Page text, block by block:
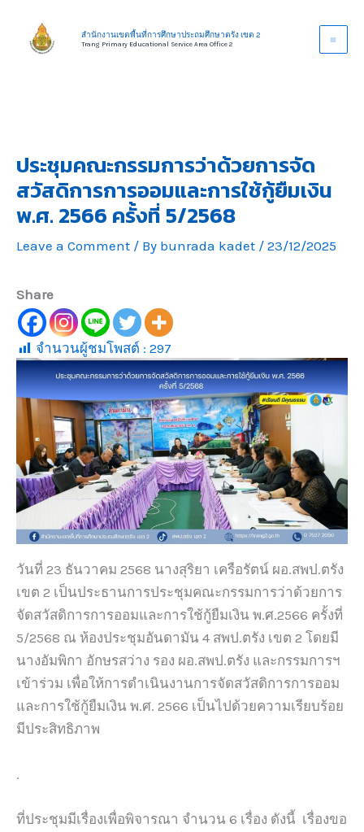
content
สำนักงานเขตพื้นที่การศึกษาประถมศึกษาตรัง เขต 2
Trang Primary Educational Service Area Office 2
ประชุมคณะกรรมการว่าด้วยการจัด
สวัสดิการการออมและการใช้กู้ยืมเงิน
พ.ศ. 2566 ครั้งที่ 5/2568
Leave a Comment / By bunrada kadet / 23/12/2025
Share
จำนวนผู้ชมโพสต์ : 297
วันที่ 23 ธันวาคม 2568 นางสุริยา เครือรัตน์ ผอ.สพป.ตรัง
เขต 2 เป็นประธานการประชุมคณะกรรมการว่าด้วยการ
จัดสวัสดิการการออมและการใช้กู้ยืมเงิน พ.ศ.2566 ครั้งที่
5/2568 ณ ห้องประชุมอันดามัน 4 สพป.ตรัง เขต 2 โดยมี
นางอัมพิกา อักษรสว่าง รอง ผอ.สพป.ตรัง และกรรมการฯ
เข้าร่วม เพื่อให้การดำเนินงานการจัดสวัสดิการการออม
และการใช้กู้ยืมเงิน พ.ศ. 2566 เป็นไปด้วยความเรียบร้อย
มีประสิทธิภาพ
.
ที่ประชุมมีเรื่องเพื่อพิจารณา จำนวน 6 เรื่อง ดังนี้ เรื่องขอ